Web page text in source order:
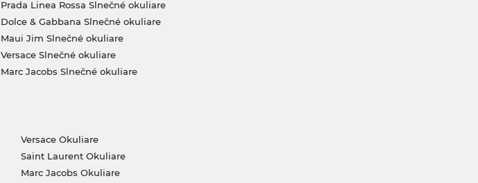
Prada Linea Rossa Slnečné okuliare
Dolce & Gabbana Slnečné okuliare
Maui Jim Slnečné okuliare
Versace Slnečné okuliare
Marc Jacobs Slnečné okuliare
Versace Okuliare
Saint Laurent Okuliare
Marc Jacobs Okuliare